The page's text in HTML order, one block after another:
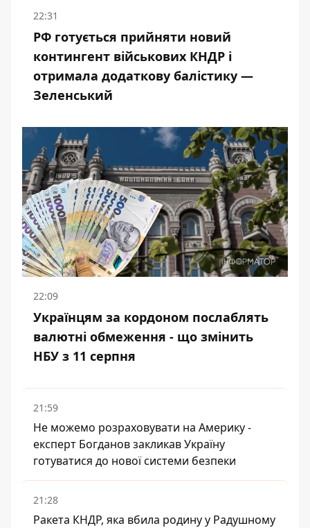
22:31
РФ готується прийняти новий
контингент військових КНДР і
отримала додаткову балістику —
Зеленський
22:09
Українцям за кордоном послаблять
валютні обмеження - що змінить
НБУ з 11 серпня
21:59
Не можемо розраховувати на Америку -
експерт Богданов закликав Україну
готуватися до нової системи безпеки
21:28
Ракета КНДР, яка вбила родину у Радушному